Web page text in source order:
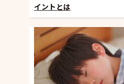
イントとは